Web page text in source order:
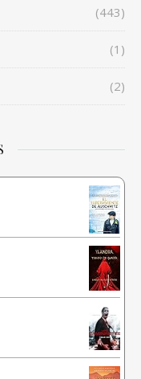
(443)
(1)
(2)